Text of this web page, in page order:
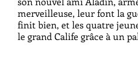
merveilleuse, leur font la
finit bien, et les quatre
le grand Calife grâce à un